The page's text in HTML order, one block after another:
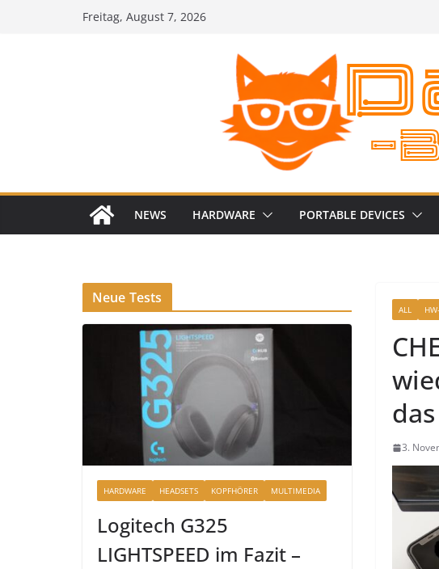
Freitag, August 7, 2026
NEWS HARDWARE PORTABLE DEVICES
ALL
3.
Neue Tests
HARDWARE HEADSETS KOPFHÖRER MULTIMEDIA
Logitech G325
LIGHTSPEED im Fazit –